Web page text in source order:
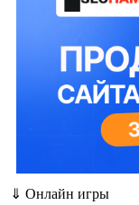
⇓ Онлайн игры